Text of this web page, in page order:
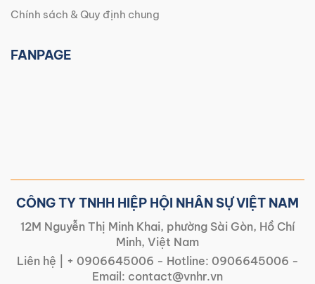
Chính sách & Quy định chung
FANPAGE
CÔNG TY TNHH HIỆP HỘI NHÂN SỰ VIỆT NAM
12M Nguyễn Thị Minh Khai, phường Sài Gòn, Hồ Chí
Minh, Việt Nam
Liên hệ |
+ 0906645006 - Hotline: 0906645006 -
Email: contact@vnhr.vn